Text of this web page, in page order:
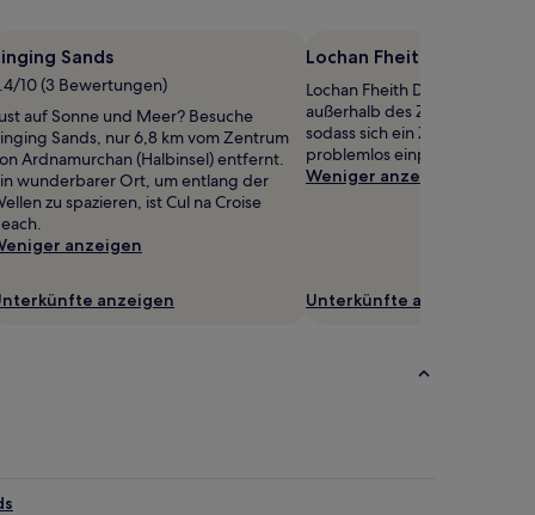
Sands
10 (3 Bewertungen)
auf Sonne und Meer? Besuche
Sands, nur 6,8 km vom Zentrum
Ardnamurchan (Halbinsel) entfernt.
wunderbarer Ort, um entlang der
zu spazieren, ist Cul na Croise
anzeigen
anzeigen
Lochan Fheith Dhuinn
Lochan Fheith Dhuinn befindet
außerhalb des Zentrums von
sodass sich ein Zwischenstopp
problemlos einplanen lässt.
Weniger anzeigen
Unterkünfte anzeigen